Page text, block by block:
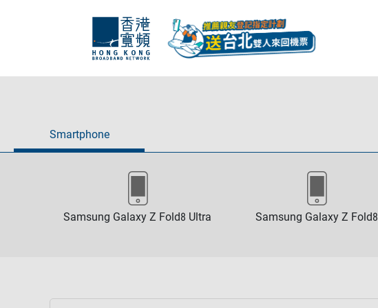
Smartphone
Samsung Galaxy Z Fold8 Ultra Samsung Galaxy Z Fold8